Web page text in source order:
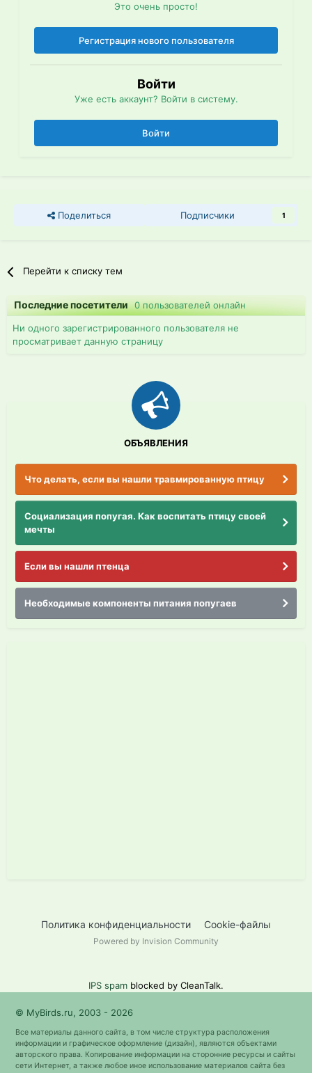
Это очень просто!
Регистрация нового пользователя
Войти
Уже есть аккаунт? Войти в систему.
Войти
Поделиться Подписчики 1
Перейти к списку тем
Последние посетители0 пользователей онлайн
Ни одного зарегистрированного пользователя не
просматривает данную страницу
ОБЪЯВЛЕНИЯ
Что делать, если вы нашли травмированную птицу
Социализация попугая. Как воспитать птицу своей
мечты
Если вы нашли птенца
Необходимые компоненты питания попугаев
Политика конфиденциальности Cookie-файлы
Powered by Invision Community
IPS spam blocked by CleanTalk.
© MyBirds.ru, 2003 - 2026
Все материалы данного сайта, в том числе структура расположения
информации и графическое оформление (дизайн), являются объектами
авторского права. Копирование информации на сторонние ресурсы и сайты
сети Интернет, а также любое иное использование материалов сайта без